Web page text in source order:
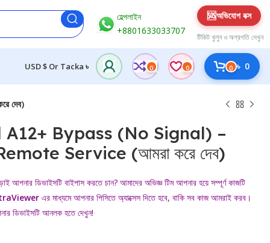
হেল্পলাইন
+8801633033707
🆘অভিযোগ বক্স
টিকিট খুলুন ও অগ্রগতি দেখুন
USD $ Or Tacka ৳ 0 0 0 ৳ 0
দেব)
A12+ Bypass (No Signal) –
Service (আমরা করে দেব)
আপনার ডিভাইসটি বাইপাস করতে চান? আমাদের অভিজ্ঞ টিম আপনার হয়ে সম্পূর্ণ কাজটি
এর মাধ্যমে আপনার পিসিতে অ্যাক্সেস দিতে হবে, বাকি সব কাজ আমরাই করব।
ডিভাইসটি আনলক হতে দেখুন!